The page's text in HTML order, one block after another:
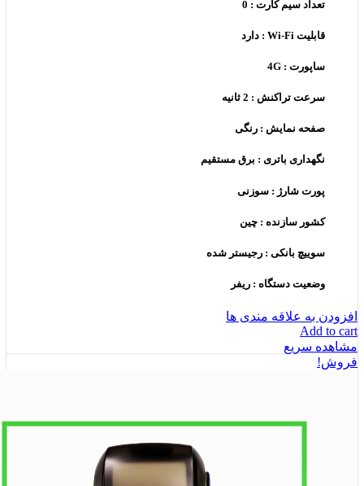
تعداد سیم کارت : 0
قابلیت Wi-Fi : دارد
ساپورت : 4G
سرعت تراکنش : 2 ثانیه
صفحه نمایش : رنگی
نگهداری باتری : برق مستقیم
پورت شارژ : سوزنی
کشور سازنده : چین
سوییچ بانکی : رجیستر شده
وضعیت دستگاه : ریفر
افزودن به علاقه مندی ها
Add to cart
مشاهده سریع
فروش!